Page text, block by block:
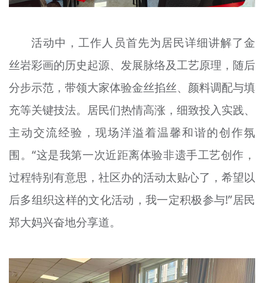
活动中，工作人员首先为居民详细讲解了金
丝岩彩画的历史起源、发展脉络及工艺原理，随后
分步示范，带领大家体验金丝掐丝、颜料调配与填
充等关键技法。居民们热情高涨，细致投入实践、
主动交流经验，现场洋溢着温馨和谐的创作氛
围。“这是我第一次近距离体验非遗手工艺创作，
过程特别有意思，社区办的活动太贴心了，希望以
后多组织这样的文化活动，我一定积极参与!”居民
郑大妈兴奋地分享道。